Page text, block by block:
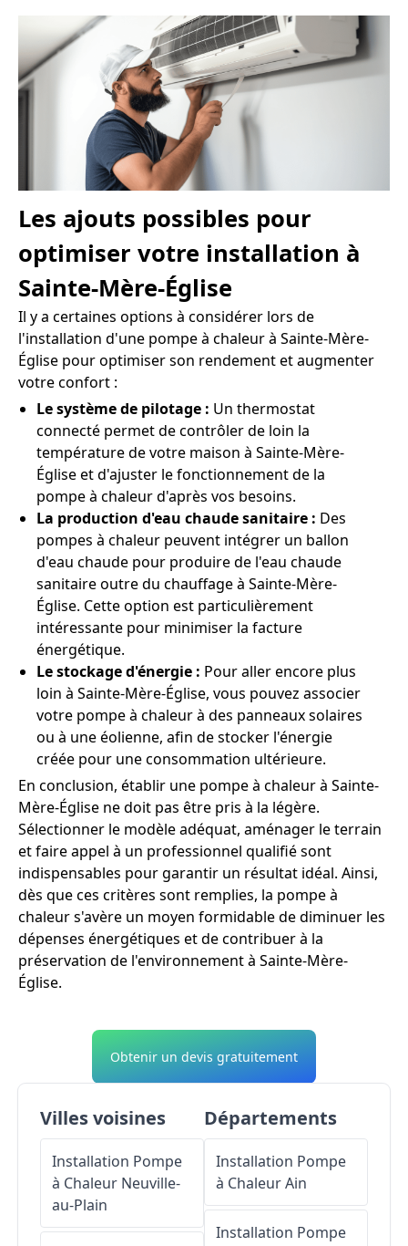
Les ajouts possibles pour
optimiser votre installation à
Sainte-Mère-Église
Il y a certaines options à considérer lors de
l'installation d'une pompe à chaleur à Sainte-Mère-
Église pour optimiser son rendement et augmenter
votre confort :
Le système de pilotage : Un thermostat
connecté permet de contrôler de loin la
température de votre maison à Sainte-Mère-
Église et d'ajuster le fonctionnement de la
pompe à chaleur d'après vos besoins.
La production d'eau chaude sanitaire : Des
pompes à chaleur peuvent intégrer un ballon
d'eau chaude pour produire de l'eau chaude
sanitaire outre du chauffage à Sainte-Mère-
Église. Cette option est particulièrement
intéressante pour minimiser la facture
énergétique.
Le stockage d'énergie : Pour aller encore plus
loin à Sainte-Mère-Église, vous pouvez associer
votre pompe à chaleur à des panneaux solaires
ou à une éolienne, afin de stocker l'énergie
créée pour une consommation ultérieure.
En conclusion, établir une pompe à chaleur à Sainte-
Mère-Église ne doit pas être pris à la légère.
Sélectionner le modèle adéquat, aménager le terrain
et faire appel à un professionnel qualifié sont
indispensables pour garantir un résultat idéal. Ainsi,
dès que ces critères sont remplies, la pompe à
chaleur s'avère un moyen formidable de diminuer les
dépenses énergétiques et de contribuer à la
préservation de l'environnement à Sainte-Mère-
Église.
Obtenir un devis gratuitement
Villes voisines
Installation Pompe
à Chaleur Neuville-
au-Plain
Départements
Installation Pompe
à ChaleurAin
Installation Pompe